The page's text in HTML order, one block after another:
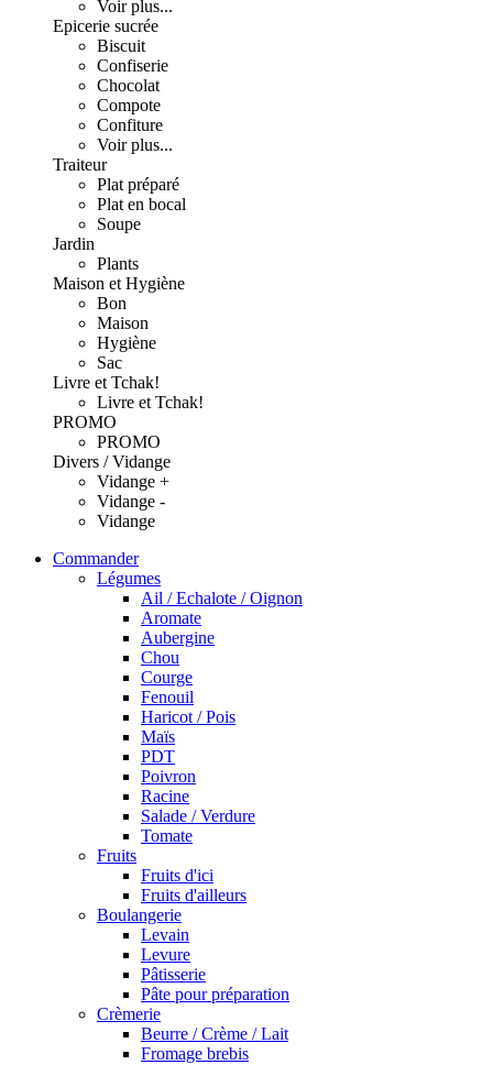
Voir plus...
Epicerie sucrée
Biscuit
Confiserie
Chocolat
Compote
Confiture
Voir plus...
Traiteur
Plat préparé
Plat en bocal
Soupe
Jardin
Plants
Maison et Hygiène
Bon
Maison
Hygiène
Sac
Livre et Tchak!
Livre et Tchak!
PROMO
PROMO
Divers / Vidange
Vidange +
Vidange -
Vidange
Commander
Légumes
Ail / Echalote / Oignon
Aromate
Aubergine
Chou
Courge
Fenouil
Haricot / Pois
Maïs
PDT
Poivron
Racine
Salade / Verdure
Tomate
Fruits
Fruits d'ici
Fruits d'ailleurs
Boulangerie
Levain
Levure
Pâtisserie
Pâte pour préparation
Crèmerie
Beurre / Crème / Lait
Fromage brebis